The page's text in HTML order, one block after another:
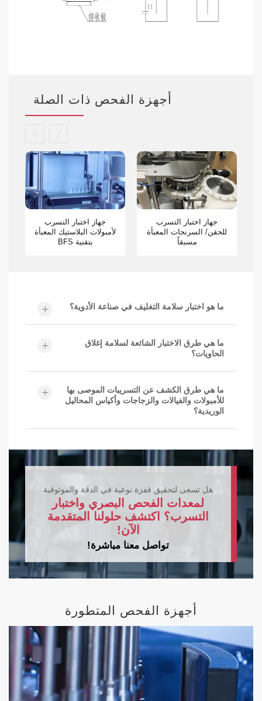
أجهزة الفحص ذات الصلة
جهاز اختبار التسرب
للحقن/ السرنجات المعبأة
مسبقاً
جهاز اختبار التسرب بتقنية
التفريغ الهوائي لأمبولات
البلاستيك BFS
ما هو اختبار سلامة التغليف في صناعة الأدوية؟
ما هي طرق الاختبار الشائعة لسلامة إغلاق
الحاويات؟
ما هي طرق الكشف عن التسريبات الموصى بها
للأمبولات والفيالات والزجاجات وأكياس المحاليل
الوريدية؟
هل تسعى لتحقيق قفزة نوعية في الدقة والموثوقية
لمعدات الفحص البصري واختبار
التسرب؟ اكتشف حلولنا المتقدمة
الآن!
تواصل معنا مباشرة!
أجهزة الفحص المتطورة